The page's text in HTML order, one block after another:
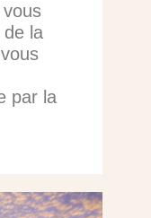
de la
par la